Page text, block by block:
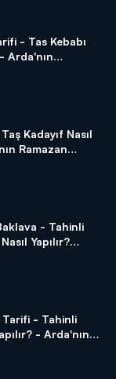
- Tas Kebabı
- Arda'nın
Kadayıf Nasıl
Ramazan
- Tahinli
Yapılır?
- Tahinli
- Arda'nın